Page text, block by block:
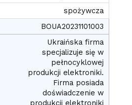
spożywcza
BOUA20231101003
Ukraińska firma
specjalizuje się w
pełnocyklowej
produkcji elektroniki.
Firma posiada
doświadczenie w
produkcji elektroniki